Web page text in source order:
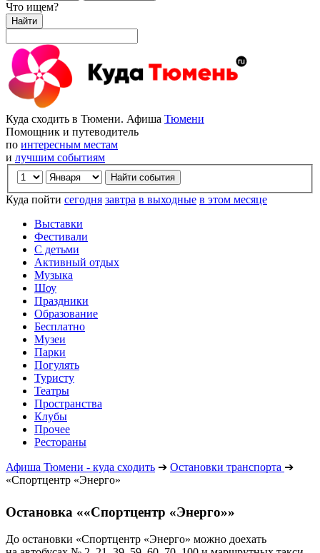
Что ищем?
Найти
Куда сходить в Тюмени. Афиша Тюмени
Помощник и путеводитель
по интересным местам
и лучшим событиям
Куда пойти сегодня завтра в выходные в этом месяце
Выставки
Фестивали
С детьми
Активный отдых
Музыка
Шоу
Праздники
Образование
Бесплатно
Музеи
Парки
Погулять
Туристу
Театры
Пространства
Клубы
Прочее
Рестораны
Афиша Тюмени - куда сходить ➔ Остановки транспорта ➔
«Спортцентр «Энерго»
Остановка ««Спортцентр «Энерго»»
До остановки «Спортцентр «Энерго» можно доехать